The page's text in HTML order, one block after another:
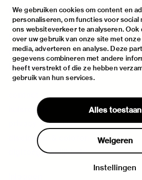
We gebruiken cookies om content en
personaliseren, om functies voor social
ons websiteverkeer te analyseren. Ook
over uw gebruik van onze site met
media, adverteren en analyse. Deze
gegevens combineren met andere
heeft verstrekt of die ze hebben
gebruik van hun services.
Alles toestaan
Weigeren
Instellingen
praktische informatie
over
het museum
de collectie
fondsen & partners
huisregels
privacy & cookies
disclaimer & colofon
digitoegankelijkheid